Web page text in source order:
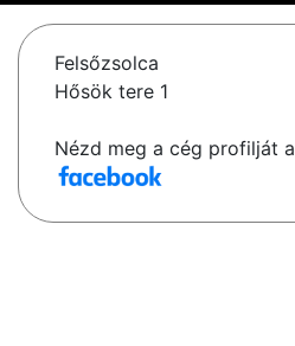
Felsőzsolca
Hősök tere 1
Nézd meg a cég profilját a